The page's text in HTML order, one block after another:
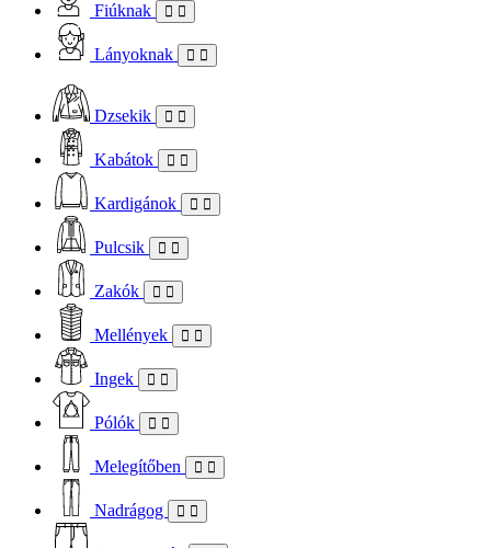
Fiúknak
Lányoknak
Dzsekik
Kabátok
Kardigánok
Pulcsik
Zakók
Mellények
Ingek
Pólók
Melegítőben
Nadrágog